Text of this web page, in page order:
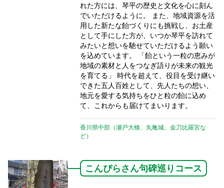
れた方には、琴平の歴史と文化を心に刻ん
でいただけるように。 また、地域資源を活
用した新たな飴づくりにも挑戦し、お土産
として手にした方が、いつか琴平を訪れて
みたいと想いを馳せていただけるよう願い
を込めています。 「飴という一粒の恵みが
地域の素材と人をつなぎ語りが未来の観光
を育てる」 時代を超えて、役目を受け継い
できた五人百姓として、先人たちの想い、
地元を愛する気持ちをひと粒の飴に込め
て、これからも届けてまいります。
香川県中部（瀬戸大橋、丸亀城、金刀比羅宮な
ど）
こんぴらさん句碑巡りコース